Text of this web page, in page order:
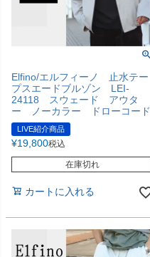
Elfino/エルフィーノ 止水テー
プスエードブルゾン LEI-
24118 スウェード アウタ
ー ノーカラー ドローコード
LIVE紹介商品
¥19,800税込
在庫切れ
カートに入れる